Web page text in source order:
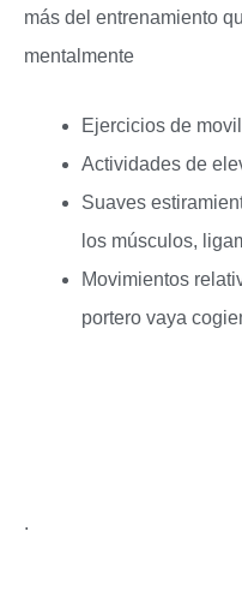
más del entrenamiento
mentalmente
Ejercicios de
Actividades de
Suaves
los músculos,
Movimientos
portero vaya
.